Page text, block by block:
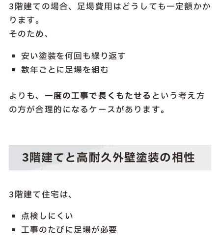
3階建ての場合、足場費用はどうしても一定額かか
ります。
そのため、
安い塗装を何回も繰り返す
数年ごとに足場を組む
よりも、 一度の工事で長くもたせる という考え方
の方が合理的になるケースがあります。
3階建てと高耐久外壁塗装の相性
3階建て住宅は、
点検しにくい
工事のたびに足場が必要